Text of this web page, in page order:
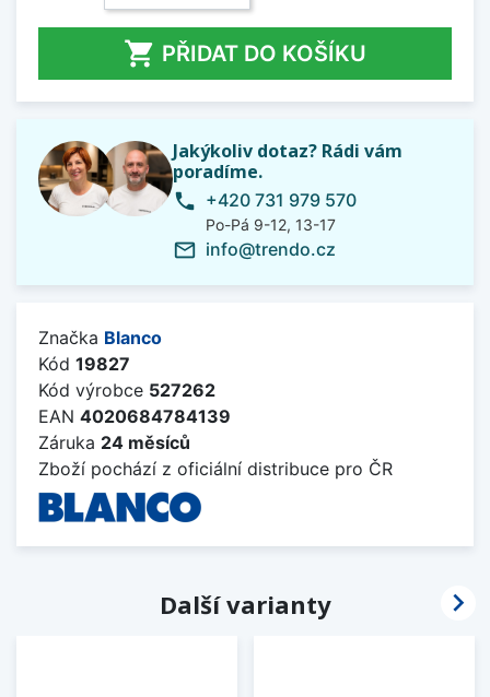
 PŘIDAT DO KOŠÍKU
Jakýkoliv dotaz? Rádi vám
poradíme.
phone +420 731 979 570
Po-Pá 9-12, 13-17
mail_outline info@trendo.cz
Značka Blanco
Kód 19827
Kód výrobce 527262
EAN 4020684784139
Záruka 24 měsíců
Zboží pochází z oficiální distribuce pro ČR
Další varianty 